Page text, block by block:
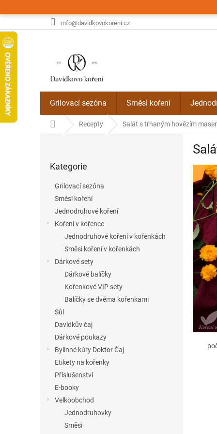
na
info@davidkovokoreni.cz
Grilovací sezóna Směsi koření
Domů Recepty Salát s trhaným hovězím
kategorie
Kategorie
Grilovací sezóna
Směsi koření
Jednodruhové koření
Koření v kořence
Jednodruhové koření v kořenkách
Směsi koření v kořenkách
Dárkové sety
Dárkové balíčky
Kořenkové VIP sety
Balíčky se dvěma kořenkami
Sůl
Davídkův čaj
Dárkové poukazy
Bylinné kúry Doktor Čaj
Etikety na kořenky
Příslušenství
E-booky
Velkoobchod
Jednodruhovky
Směsi